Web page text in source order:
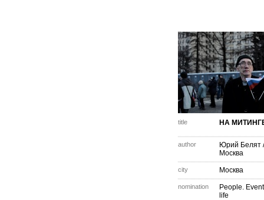
title НА
author Юрий Белят /
Москва
city Москва
nomination
People.
life